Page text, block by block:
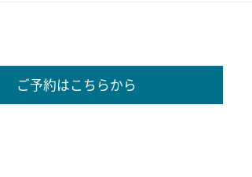
ご予約はこちらから